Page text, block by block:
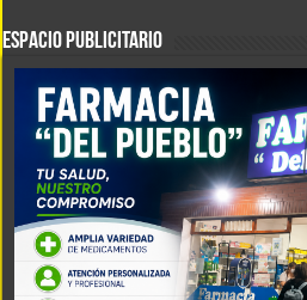
ESPACIO PUBLICITARIO